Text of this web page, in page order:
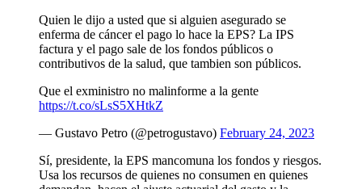
Quien le dijo a usted que si alguien asegurado se
enferma de cáncer el pago lo hace la EPS? La IPS
factura y el pago sale de los fondos públicos o
contributivos de la salud, que tambien son públicos.
Que el exministro no malinforme a la gente
https://t.co/sLsS5XHtkZ
— Gustavo Petro (@petrogustavo) February 24, 2023
Sí, presidente, la EPS mancomuna los fondos y riesgos.
Usa los recursos de quienes no consumen en quienes